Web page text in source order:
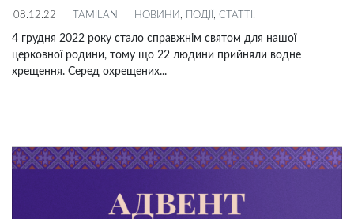
08.12.22 TAMILAN НОВИНИ ПОДІЇ СТАТТІ .
4 грудня 2022 року стало справжнім святом для нашої
церковної родини, тому що 22 людини прийняли водне
хрещення. Серед охрещених...